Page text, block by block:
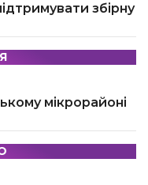
збірну
мікрорайоні